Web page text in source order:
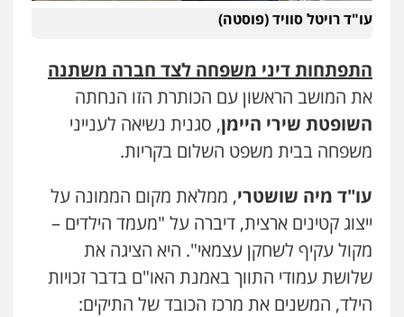
מנשה, אלמוג – עורכי דין
פלילי עבירות תנועה
0546470989
עו"ד אסף דוק
פלילי עבירות מין סמים והימורים פשיעה
חמורה חקירות ומעצרים צווארון לבן והונאה
עו"ד רויטל סוויד (פוסטה)
התפתחות דיני משפחה לצד חברה משתנה
את המושב הראשון עם הכותרת הזו הנחתה
השופטת שירי היימן, סגנית נשיאה לענייני
משפחה בבית משפט השלום בקריות.
עו"ד מיה שושטרי, ממלאת מקום הממונה על
ייצוג קטינים ארצית, דיברה על "מעמד הילדים –
מקול עקיף לשחקן עצמאי". היא הציגה את
שלושת עמודי התווך באמנת האו"ם בדבר זכויות
הילד, המשנים את מרכז הכובד של התיקים: